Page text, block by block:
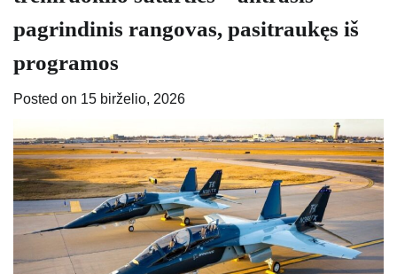
pagrindinis rangovas, pasitraukęs iš
programos
Posted on 15 birželio, 2026